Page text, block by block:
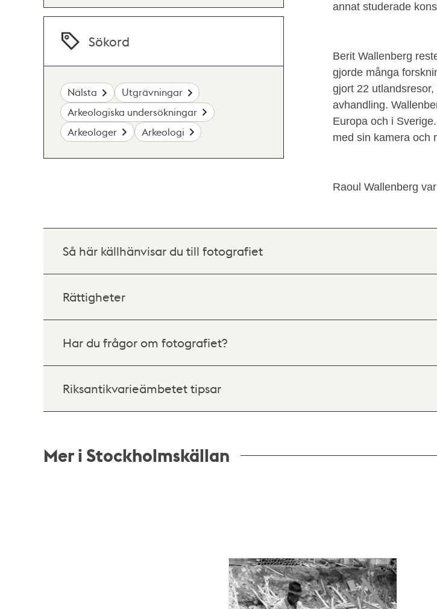
annat studerade
Berit Wallenberg
gjorde många
gjort 22
avhandling.
Europa och i
med sin kamera och
Raoul Wallenberg
Sökord
Nälsta
Utgrävningar
Arkeologiska undersökningar
Arkeologer
Arkeologi
Så här källhänvisar du till fotografiet
Rättigheter
Har du frågor om fotografiet?
Riksantikvarieämbetet tipsar
Mer i Stockholmskällan